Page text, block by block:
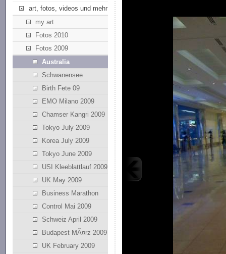
art, fotos, videos und mehr
my art
Fotos 2010
Fotos 2009
Australia
Schwanensee
Birth Fete 09
EMO Milano 2009
Chamser Kangri 2009
Tokyo July 2009
Korea July 2009
Tokyo June 2009
USI Kleeblattlauf 2009
UK May 2009
Business Marathon
Control Mai 2009
Schweiz April 2009
Budapest MÃ¤rz 2009
UK February 2009